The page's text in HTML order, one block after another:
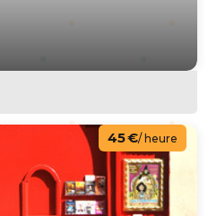
45 €/ heure